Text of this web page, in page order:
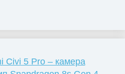
Civi 5 Pro – камера